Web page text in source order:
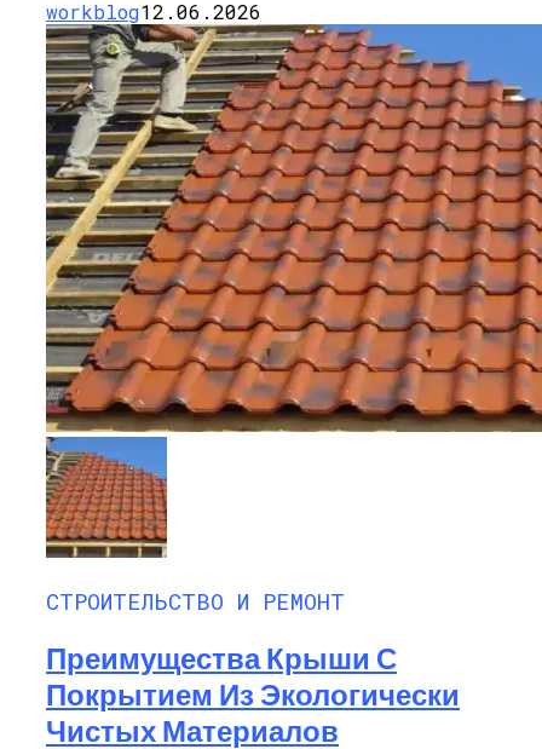
workblog12.06.2026
СТРОИТЕЛЬСТВО И РЕМОНТ
Преимущества Крыши С
Покрытием Из Экологически
Чистых Материалов